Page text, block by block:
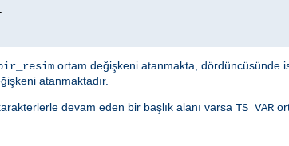
ortam değişkeni atanmakta, dördüncüsünde
atanmaktadır.
devam eden bir başlık alanı varsa TS_VAR